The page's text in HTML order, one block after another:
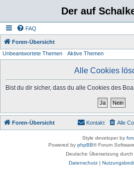
Der auf
FAQ
Foren-Übersicht
Unbeantwortete Themen Aktive Themen
Alle Cookies
Bist du dir sicher, dass du alle Cookies des
Foren-Übersicht Alle
Kontakt
Style developer by
Powered by phpBB® Forum
Deutsche Übersetzung durch
Datenschutz|